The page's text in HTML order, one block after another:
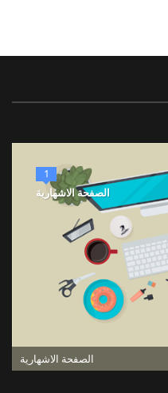
1
الصفحة الاشهارية
الصفحة الاشهارية